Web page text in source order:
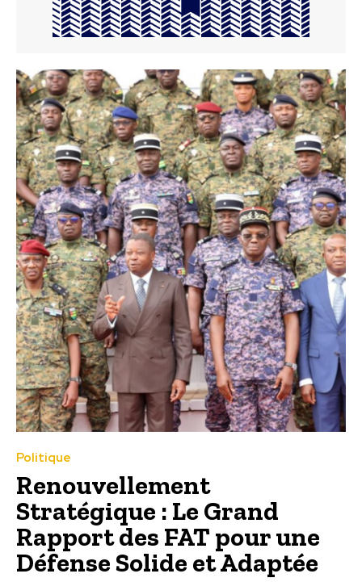
Politique
Renouvellement
Stratégique : Le Grand
Rapport des FAT pour une
Défense Solide et Adaptée